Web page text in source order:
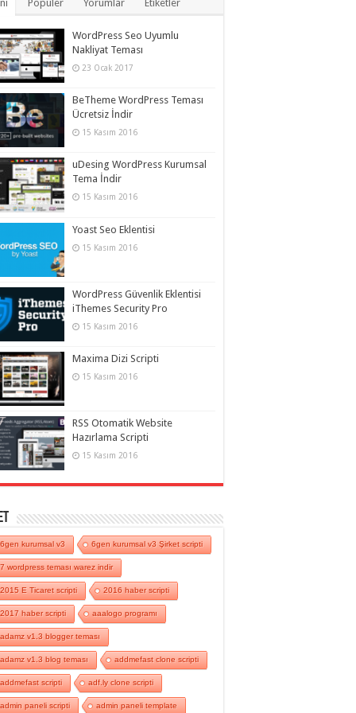
Popüler Yorumlar Etiketler
WordPress Seo Uyumlu
Nakliyat Teması
23 Ocak 2017
BeTheme WordPress Teması
Ücretsiz İndir
15 Kasım 2016
uDesing WordPress Kurumsal
Tema İndir
15 Kasım 2016
Yoast Seo Eklentisi
15 Kasım 2016
WordPress Güvenlik Eklentisi
iThemes Security Pro
15 Kasım 2016
Maxima Dizi Scripti
15 Kasım 2016
RSS Otomatik Website
Hazırlama Scripti
15 Kasım 2016
6gen kurumsal v3 6gen kurumsal v3 Şirket scripti
7 wordpress teması warez indir
2015 E Ticaret scripti 2016 haber scripti
2017 haber scripti aaalogo programı
adamz v1.3 blogger teması
adamz v1.3 blog teması addmefast clone scripti
addmefast scripti adf.ly clone scripti
admin paneli scripti admin paneli template